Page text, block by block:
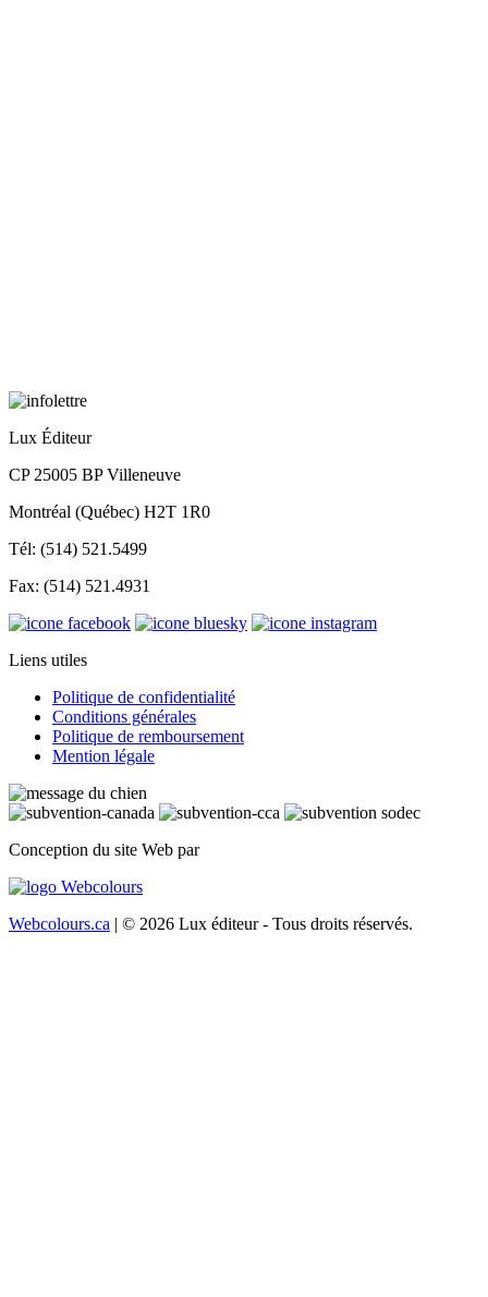
Lux Éditeur
CP 25005 BP Villeneuve
Montréal (Québec) H2T 1R0
Tél: (514) 521.5499
Fax: (514) 521.4931
Liens utiles
Politique de confidentialité
Conditions générales
Politique de remboursement
Mention légale
Conception du site Web par
Webcolours.ca | © 2026 Lux éditeur - Tous droits réservés.